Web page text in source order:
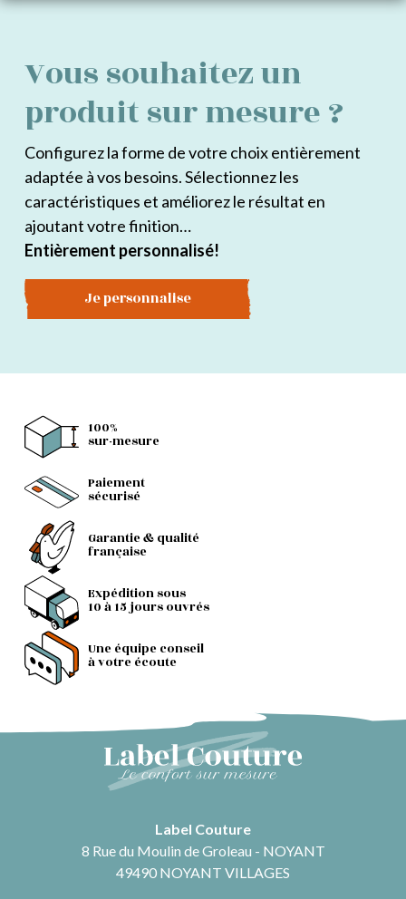
Vous souhaitez un
produit sur mesure ?
Configurez la forme de votre choix entièrement
adaptée à vos besoins. Sélectionnez les
caractéristiques et améliorez le résultat en
ajoutant votre finition…
Entièrement personnalisé!
Je personnalise
100%
sur-mesure
Paiement
sécurisé
Garantie & qualité
française
Expédition sous
10 à 15 jours ouvrés
Une équipe conseil
à votre écoute
Label Couture
8 Rue du Moulin de Groleau - NOYANT
49490 NOYANT VILLAGES